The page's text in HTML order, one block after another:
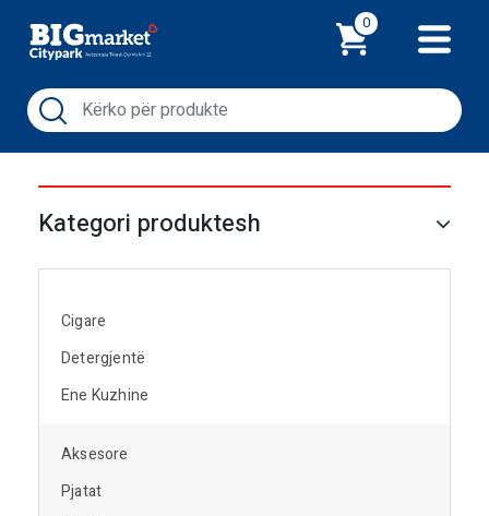
0
Kategori produktesh
Cigare
Detergjentë
Ene Kuzhine
Aksesore
Pjatat